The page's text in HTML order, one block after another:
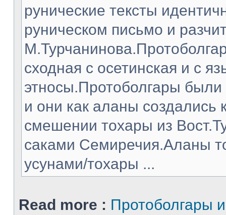
рунические тексты
руническом письмо и
сходная с осетинская и с
этносы.Протоболгары были
и они как аланы создались
смешении тохары из
саками Семиречия.Аланы
усунами/тохары ...
Read more : Протоболгары